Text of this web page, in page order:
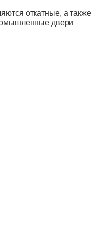
откатные, а также
двери